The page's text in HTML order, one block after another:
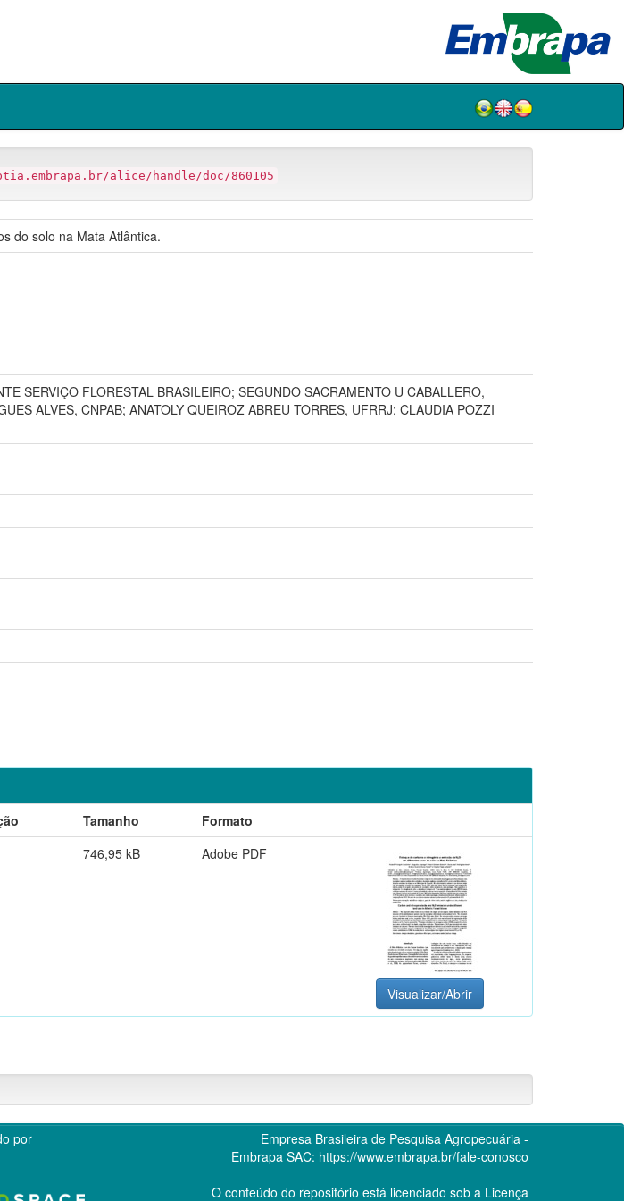
alice/handle/doc/860105
do solo na Mata Atlântica.
SERVIÇO FLORESTAL BRASILEIRO; SEGUNDO SACRAMENTO U CABALLERO,
ALVES, CNPAB; ANATOLY QUEIROZ ABREU TORRES, UFRRJ; CLAUDIA POZZI
Tamanho
Formato
746,95 kB Adobe PDF
Visualizar/Abrir
por
Empresa Brasileira de Pesquisa Agropecuária -
Embrapa SAC: https://www.embrapa.br/fale-conosco
O conteúdo do repositório está licenciado sob a Licença